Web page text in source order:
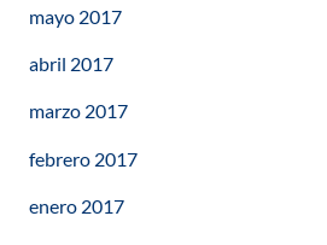
mayo 2017
abril 2017
marzo 2017
febrero 2017
enero 2017